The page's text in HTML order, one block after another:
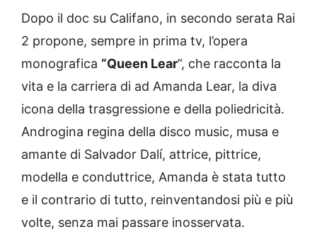
Dopo il doc su Califano, in secondo serata Rai
2 propone, sempre in prima tv, l’opera
monografica “Queen Lear”, che racconta la
vita e la carriera di ad Amanda Lear, la diva
icona della trasgressione e della poliedricità.
Androgina regina della disco music, musa e
amante di Salvador Dalí, attrice, pittrice,
modella e conduttrice, Amanda è stata tutto
e il contrario di tutto, reinventandosi più e più
volte, senza mai passare inosservata.